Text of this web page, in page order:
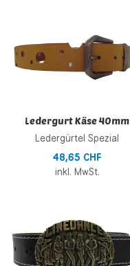
Ledergurt Käse 40mm
Ledergürtel Spezial
48,65 CHF
inkl. MwSt.